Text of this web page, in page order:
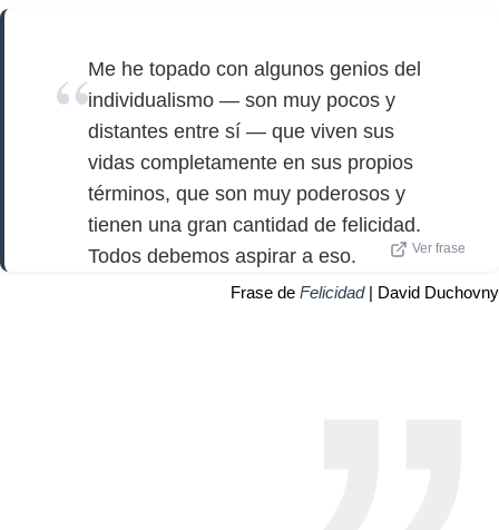
Me he topado con algunos genios del
individualismo — son muy pocos y
distantes entre sí — que viven sus
vidas completamente en sus propios
términos, que son muy poderosos y
tienen una gran cantidad de felicidad.
Todos debemos aspirar a eso.
Ver frase
Frase de Felicidad| David Duchovny